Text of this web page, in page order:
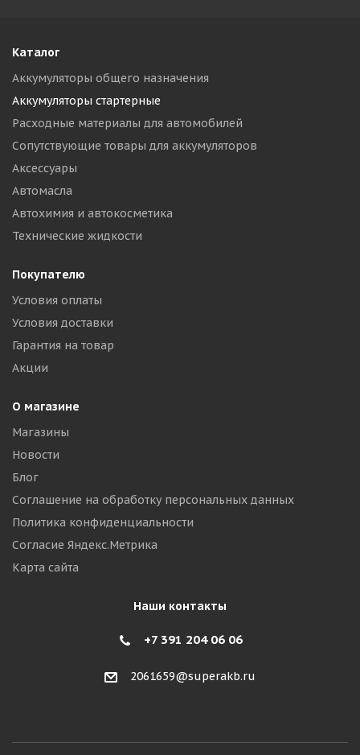
Каталог
Аккумуляторы общего назначения
Аккумуляторы стартерные
Расходные материалы для автомобилей
Сопутствующие товары для аккумуляторов
Аксессуары
Автомасла
Автохимия и автокосметика
Технические жидкости
Покупателю
Условия оплаты
Условия доставки
Гарантия на товар
Акции
О магазине
Магазины
Новости
Блог
Соглашение на обработку персональных данных
Политика конфиденциальности
Согласие Яндекс.Метрика
Карта сайта
Наши контакты
+7 391 204 06 06
2061659@superakb.ru